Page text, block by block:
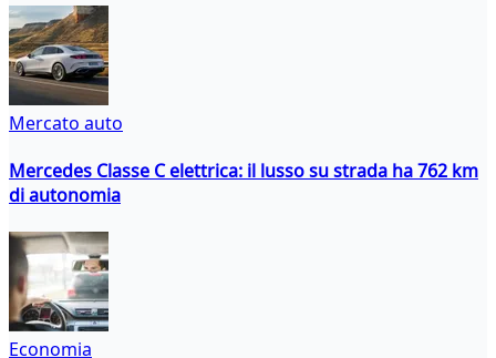
Mercato auto
Mercedes Classe C elettrica: il lusso su strada ha 762 km
di autonomia
Economia